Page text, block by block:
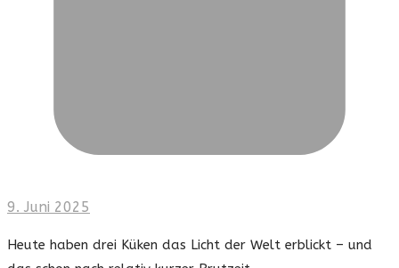
9. Juni 2025
Heute haben drei Küken das Licht der Welt erblickt – und